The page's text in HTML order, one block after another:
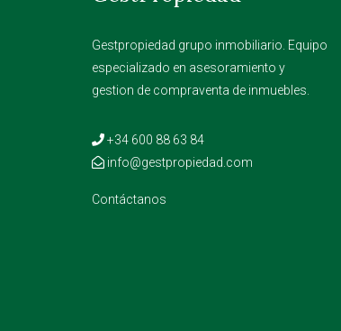
Gestpropiedad grupo inmobiliario. Equipo
especializado en asesoramiento y
gestion de compraventa de inmuebles.
+34 600 88 63 84
info@gestpropiedad.com
Contáctanos